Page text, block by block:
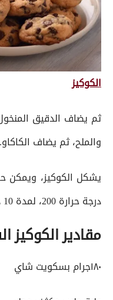
الكوكيز
ثم يضاف الدقيق
والملح، ثم يضاف الكاكاو.
يشكل الكوكيز، ويمكن
درجة حرارة 200، لمدة 10 دقائق.
مقادير الكوكيز
١٨٠جرام بسكويت شاي